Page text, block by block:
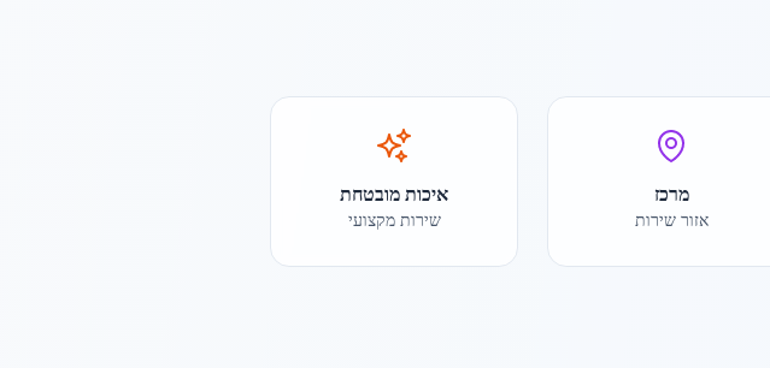
מרכז
אזור שירות
איכות מובטחת
שירות מקצועי